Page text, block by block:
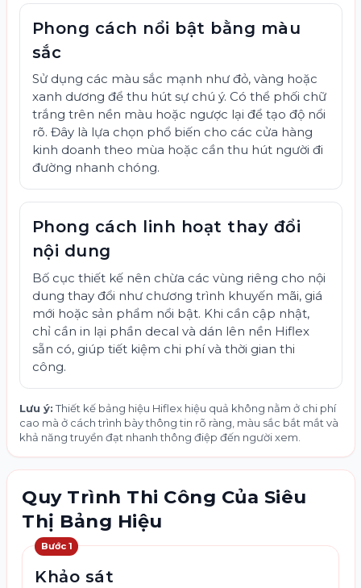
Phong cách nổi bật bằng màu
sắc
Sử dụng các màu sắc mạnh như đỏ, vàng hoặc
xanh dương để thu hút sự chú ý. Có thể phối chữ
trắng trên nền màu hoặc ngược lại để tạo độ nổi
rõ. Đây là lựa chọn phổ biến cho các cửa hàng
kinh doanh theo mùa hoặc cần thu hút người đi
đường nhanh chóng.
Phong cách linh hoạt thay đổi
nội dung
Bố cục thiết kế nên chừa các vùng riêng cho nội
dung thay đổi như chương trình khuyến mãi, giá
mới hoặc sản phẩm nổi bật. Khi cần cập nhật,
chỉ cần in lại phần decal và dán lên nền Hiflex
sẵn có, giúp tiết kiệm chi phí và thời gian thi
công.
Lưu ý: Thiết kế bảng hiệu Hiflex hiệu quả không nằm ở chi phí
cao mà ở cách trình bày thông tin rõ ràng, màu sắc bắt mắt và
khả năng truyền đạt nhanh thông điệp đến người xem.
Quy Trình Thi Công Của Siêu
Thị Bảng Hiệu
Bước 1
Khảo sát